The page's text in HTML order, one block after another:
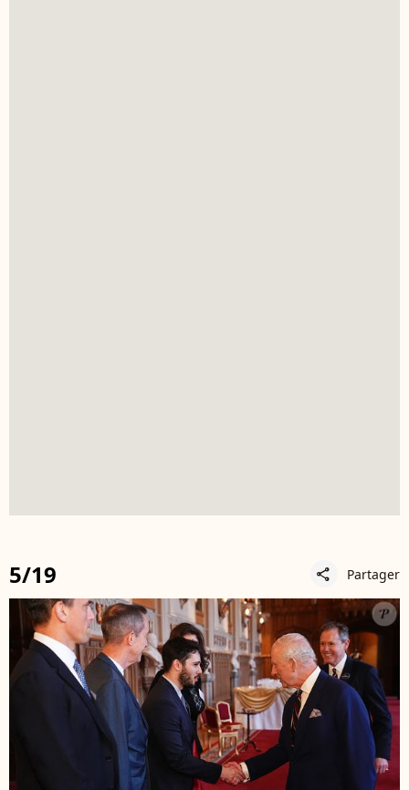
5/19 share Partager